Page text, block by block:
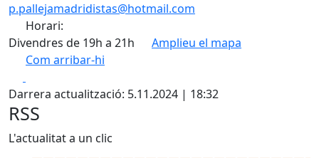
p.pallejamadridistas@hotmail.com
Horari:
Divendres de 19h a 21h
Amplieu el mapa
Com arribar-hi
+
−
Darrera actualització: 5.11.2024 | 18:32
RSS
L'actualitat a un clic